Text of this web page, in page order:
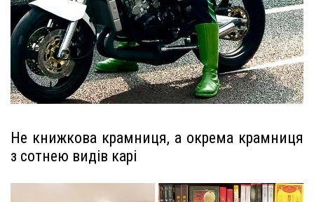
Не книжкова крамниця, а окрема крамниця
з сотнею видів карі